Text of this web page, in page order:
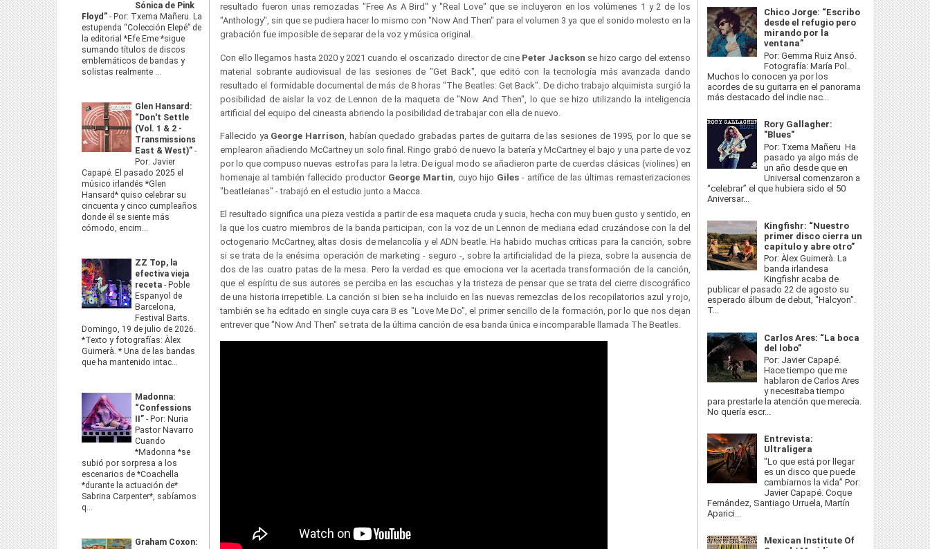
Sónica de Pink
Floyd” - Por: Txema Mañeru. La
estupenda “Colección Elepé” de
la editorial *Efe Eme *sigue
sumando títulos de discos
emblemáticos de bandas y
solistas realmente ...
Glen Hansard:
“Don't Settle
(Vol. 1 & 2 -
Transmissions
East & West)” -
Por: Javier
Capapé. El pasado 2025 el
músico irlandés *Glen
Hansard* quiso celebrar su
cincuenta y cinco cumpleaños
donde él se siente más
cómodo, encim...
ZZ Top, la
efectiva vieja
receta - Poble
Espanyol de
Barcelona,
Festival Barts.
Domingo, 19 de julio de 2026.
*Texto y fotografías: Àlex
Guimerà. * Una de las bandas
que ha mantenido intac...
Madonna:
“Confessions
II” - Por: Nuria
Pastor Navarro
Cuando
*Madonna *se
subió por sorpresa a los
escenarios de *Coachella
*durante la actuación de*
Sabrina Carpenter*, sabíamos
q...
Graham Coxon:
resultado fueron unas remozadas "Free As A Bird" y "Real Love" que se incluyeron en los volúmenes 1 y 2 de los
"Anthology", sin que se pudiera hacer lo mismo con "Now And Then" para el volumen 3 ya que el sonido molesto en la
grabación fue imposible de separar de la voz y música original.
Con ello llegamos hasta 2020 y 2021 cuando el oscarizado director de cine Peter Jackson se hizo cargo del extenso
material sobrante audiovisual de las sesiones de "Get Back", que editó con la tecnología más avanzada dando
resultado el formidable documental de más de 8 horas "The Beatles: Get Back". De dicho trabajo alquimista surgió la
posibilidad de aislar la voz de Lennon de la maqueta de "Now And Then", lo que se hizo utilizando la inteligencia
artificial del equipo del cineasta abriendo la posibilidad de trabajar con ella de nuevo.
Fallecido ya George Harrison , habían quedado grabadas partes de guitarra de las sesiones de 1995, por lo que se
emplearon añadiendo McCartney un solo final. Ringo grabó de nuevo la batería y McCartney el bajo y una parte de voz
por lo que compuso nuevas estrofas para la letra. De igual modo se añadieron parte de cuerdas clásicas (violines) en
homenaje al también fallecido productor George Martin , cuyo hijo Giles - artífice de las últimas remasterizaciones
"beatleianas" - trabajó en el estudio junto a Macca.
El resultado significa una pieza vestida a partir de esa maqueta cruda y sucia, hecha con muy buen gusto y sentido, en
la que los cuatro miembros de la banda participan, con la voz de un Lennon de mediana edad cruzándose con la del
octogenario McCartney, altas dosis de melancolía y el ADN beatle. Ha habido muchas críticas para la canción, sobre
si se trata de la enésima operación de marketing - seguro -, sobre la artificialidad de la pieza, sobre la ausencia de
dos de las cuatro patas de la mesa. Pero la verdad es que emociona ver la acertada transformación de la canción,
que el espíritu de sus autores se perciba en las escuchas y la tristeza de pensar que se trata del cierre discográfico
de una historia irrepetible. La canción si bien se ha incluido en las nuevas remezclas de los recopilatorios azul y rojo,
también se ha editado en single cuya cara B es "Love Me Do", el primer sencillo de la formación, por lo que nos dejan
entrever que "Now And Then" se trata de la última canción de esa banda única e incomparable llamada The Beatles.
Chico Jorge: “Escribo
desde el refugio pero
mirando por la
ventana”
Por: Gemma Ruiz Ansó.
Fotografía: María Pol.
Muchos lo conocen ya por los
acordes de su guitarra en el panorama
más destacado del indie nac...
Rory Gallagher:
"Blues"
Por: Txema Mañeru Ha
pasado ya algo más de
un año desde que en
Universal comenzaron a
“celebrar” el que hubiera sido el 50
Aniversar...
Kingfishr: “Nuestro
primer disco cierra un
capítulo y abre otro”
Por: Àlex Guimerà. La
banda irlandesa
Kingfishr acaba de
publicar el pasado 22 de agosto su
esperado álbum de debut, "Halcyon".
T...
Carlos Ares: “La boca
del lobo”
Por: Javier Capapé.
Hace tiempo que me
hablaron de Carlos Ares
y necesitaba tiempo
para prestarle la atención que merecía.
No quería escr...
Entrevista:
Ultraligera
"Lo que está por llegar
es un disco que puede
cambiarnos la vida” Por:
Javier Capapé. Coque
Fernández, Santiago Urruela, Martín
Aparici...
Mexican Institute Of